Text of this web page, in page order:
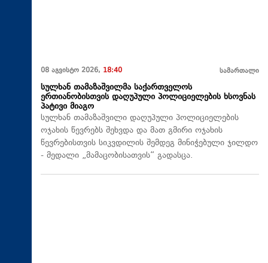
08 აგვისტო 2026, 18:40 სამართალი
სულხან თამაზაშვილმა საქართველოს
ერთიანობისთვის დაღუპული პოლიციელების ხსოვნას
პატივი მიაგო
სულხან თამაზაშვილი დაღუპული პოლიციელების
ოჯახის წევრებს შეხვდა და მათ გმირი ოჯახის
წევრებისთვის სიკვდილის შემდეგ მინიჭებული ჯილდო
- მედალი „მამაცობისათვის“ გადასცა.